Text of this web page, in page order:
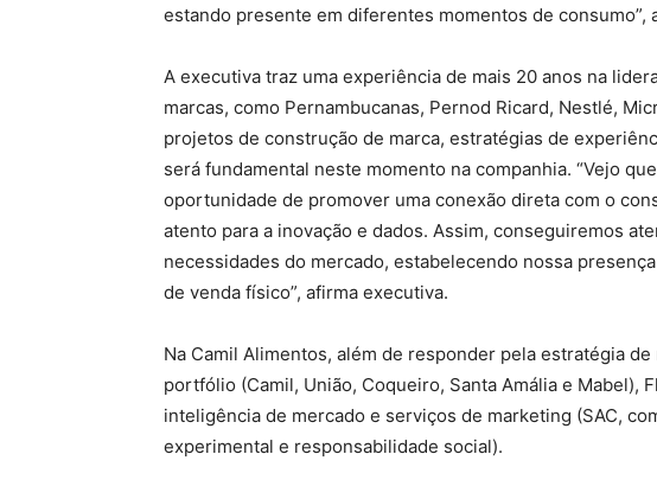
estando presente em diferentes momentos de consumo”,
A executiva traz uma experiência de mais 20 anos na
marcas, como Pernambucanas, Pernod Ricard, Nestlé,
projetos de construção de marca, estratégias de
será fundamental neste momento na companhia. “Vejo
oportunidade de promover uma conexão direta com o
atento para a inovação e dados. Assim, conseguiremos
necessidades do mercado, estabelecendo nossa
de venda físico”, afirma executiva.
Na Camil Alimentos, além de responder pela estratégia
portfólio (Camil, União, Coqueiro, Santa Amália e Mabel),
inteligência de mercado e serviços de marketing (SAC,
experimental e responsabilidade social).